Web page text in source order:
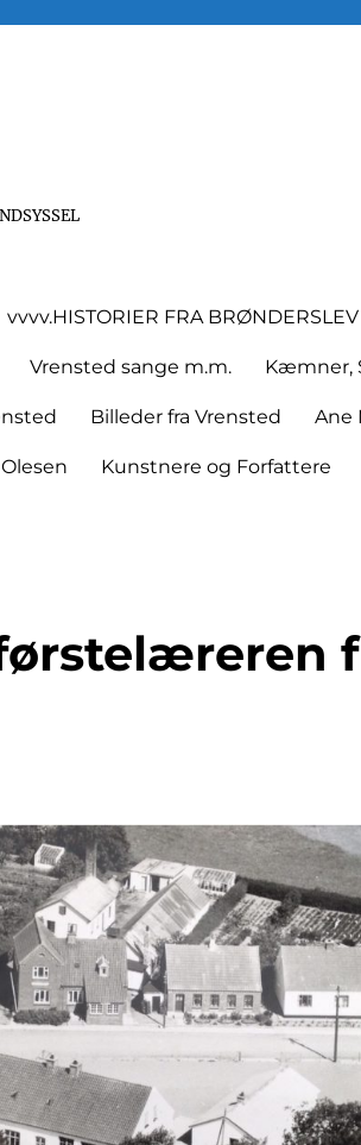
vvvv.HISTORIER FRA
Vrensted sange m.m. Kæmner,
Billeder fra Vrensted Ane
Kunstnere og Forfattere